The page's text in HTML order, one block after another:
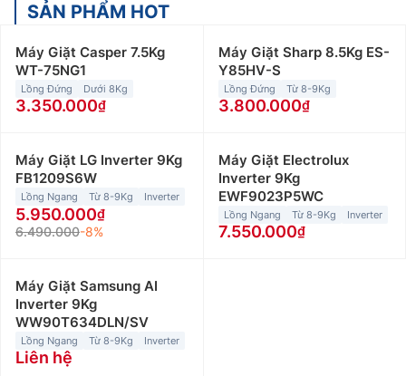
SẢN PHẨM HOT
Máy Giặt Casper 7.5Kg
WT-75NG1
Lồng Đứng Dưới 8Kg
3.350.000
Máy Giặt Sharp 8.5Kg ES-
Y85HV-S
Lồng Đứng Từ 8-9Kg
3.800.000
Máy Giặt LG Inverter 9Kg
FB1209S6W
Lồng Ngang Từ 8-9Kg Inverter
5.950.000
6.490.000-8%
Máy Giặt Electrolux
Inverter 9Kg
EWF9023P5WC
Lồng Ngang Từ 8-9Kg Inverter
7.550.000
Máy Giặt Samsung AI
Inverter 9Kg
WW90T634DLN/SV
Lồng Ngang Từ 8-9Kg Inverter
Liên hệ